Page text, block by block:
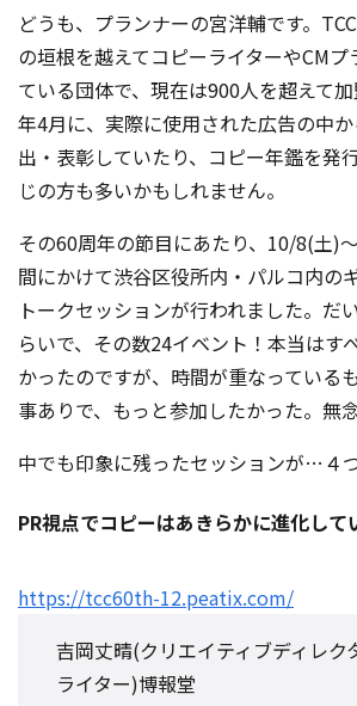
どうも、プランナーの宮洋輔です。
の垣根を越えてコピーライターやCM
ている団体で、現在は900人を超えて
年4月に、実際に使用された広告の中
出・表彰していたり、コピー年鑑を発
じの方も多いかもしれません。
その60周年の節目にあたり、10/8(土)
間にかけて渋谷区役所内・パルコ内の
トークセッションが行われました。だ
らいで、その数24イベント！本当はす
かったのですが、時間が重なっている
事ありで、もっと参加したかった。無
中でも印象に残ったセッションが…４
PR視点でコピーはあきらかに進化して
https://tcc60th-12.peatix.com/
吉岡丈晴(クリエイティブディレク
ライター)博報堂